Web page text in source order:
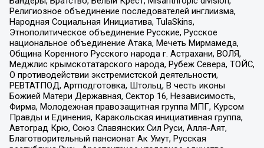
Религиозное объединение последователей инглиизма,
Народная Социальная Инициатива, TulaSkins,
Этнополитическое объединение Русские, Русское
национальное объединение Атака, Мечеть Мирмамеда,
Община Коренного Русского народа г. Астрахани, ВОЛЯ,
Меджлис крымскотатарского народа, Рубеж Севера, ТОЙС,
О противодействии экстремистской деятельности,
РЕВТАТПОД, Артподготовка, Штольц, В честь иконы
Божией Матери Державная, Сектор 16, Независимость,
Фирма, Молодежная правозащитная группа МПГ, Курсом
Правды и Единения, Каракольская инициативная группа,
Автоград Крю, Союз Славянских Сил Руси, Алля-Аят,
Благотворительный пансионат Ак Умут, Русская